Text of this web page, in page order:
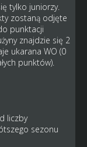
tylko juniorzy.
zostaną odjęte
punktacji
znajdzie się 2
ukarana WO (0
punktów).
liczby
sezonu